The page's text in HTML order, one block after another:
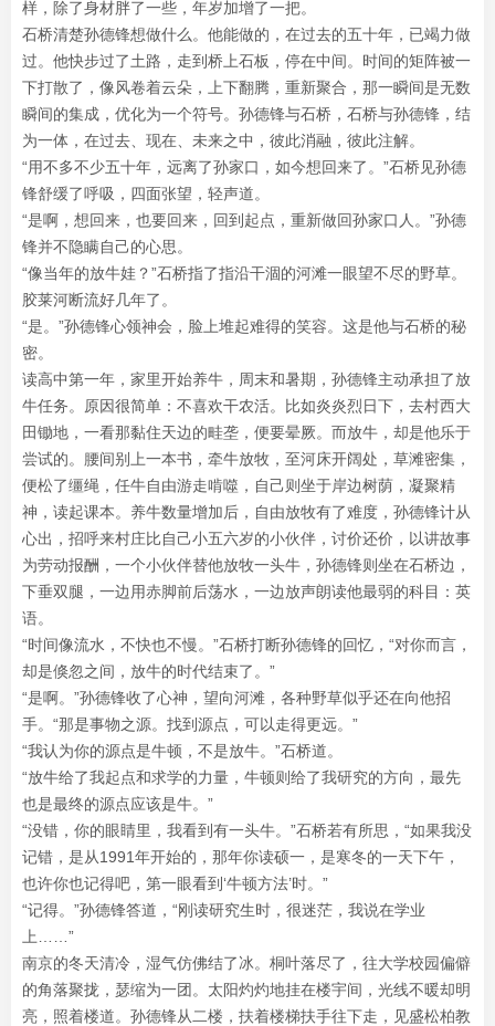
样，除了身材胖了一些，年岁加增了一把。
石桥清楚孙德锋想做什么。他能做的，在过去的五十年，已竭力做
过。他快步过了土路，走到桥上石板，停在中间。时间的矩阵被一
下打散了，像风卷着云朵，上下翻腾，重新聚合，那一瞬间是无数
瞬间的集成，优化为一个符号。孙德锋与石桥，石桥与孙德锋，结
为一体，在过去、现在、未来之中，彼此消融，彼此注解。
“用不多不少五十年，远离了孙家口，如今想回来了。”石桥见孙德
锋舒缓了呼吸，四面张望，轻声道。
“是啊，想回来，也要回来，回到起点，重新做回孙家口人。”孙德
锋并不隐瞒自己的心思。
“像当年的放牛娃？”石桥指了指沿干涸的河滩一眼望不尽的野草。
胶莱河断流好几年了。
“是。”孙德锋心领神会，脸上堆起难得的笑容。这是他与石桥的秘
密。
读高中第一年，家里开始养牛，周末和暑期，孙德锋主动承担了放
牛任务。原因很简单：不喜欢干农活。比如炎炎烈日下，去村西大
田锄地，一看那黏住天边的畦垄，便要晕厥。而放牛，却是他乐于
尝试的。腰间别上一本书，牵牛放牧，至河床开阔处，草滩密集，
便松了缰绳，任牛自由游走啃噬，自己则坐于岸边树荫，凝聚精
神，读起课本。养牛数量增加后，自由放牧有了难度，孙德锋计从
心出，招呼来村庄比自己小五六岁的小伙伴，讨价还价，以讲故事
为劳动报酬，一个小伙伴替他放牧一头牛，孙德锋则坐在石桥边，
下垂双腿，一边用赤脚前后荡水，一边放声朗读他最弱的科目：英
语。
“时间像流水，不快也不慢。”石桥打断孙德锋的回忆，“对你而言，
却是倏忽之间，放牛的时代结束了。”
“是啊。”孙德锋收了心神，望向河滩，各种野草似乎还在向他招
手。“那是事物之源。找到源点，可以走得更远。”
“我认为你的源点是牛顿，不是放牛。”石桥道。
“放牛给了我起点和求学的力量，牛顿则给了我研究的方向，最先
也是最终的源点应该是牛。”
“没错，你的眼睛里，我看到有一头牛。”石桥若有所思，“如果我没
记错，是从1991年开始的，那年你读硕一，是寒冬的一天下午，
也许你也记得吧，第一眼看到‘牛顿方法’时。”
“记得。”孙德锋答道，“刚读研究生时，很迷茫，我说在学业
上……”
南京的冬天清冷，湿气仿佛结了冰。桐叶落尽了，往大学校园偏僻
的角落聚拢，瑟缩为一团。太阳灼灼地挂在楼宇间，光线不暖却明
亮，照着楼道。孙德锋从二楼，扶着楼梯扶手往下走，见盛松柏教